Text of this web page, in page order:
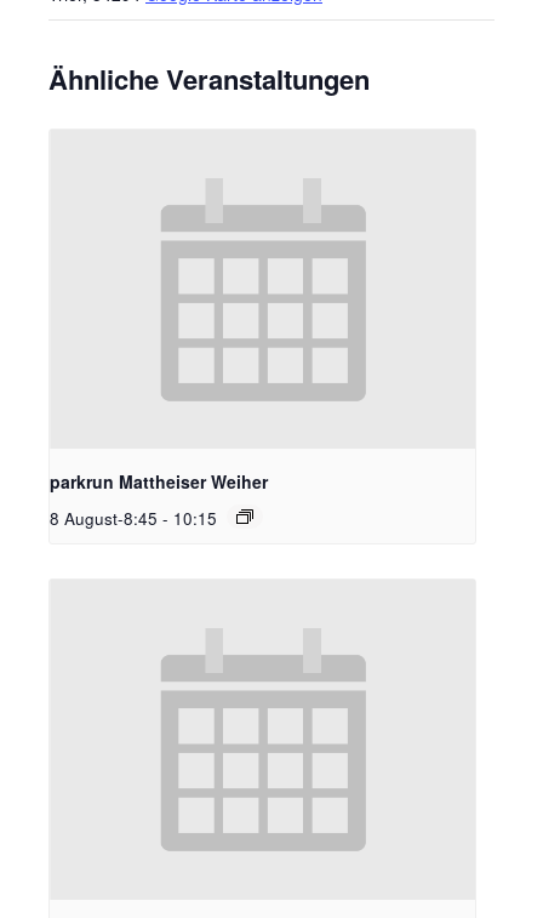
Ähnliche Veranstaltungen
parkrun Mattheiser Weiher
8 August-8:45 - 10:15